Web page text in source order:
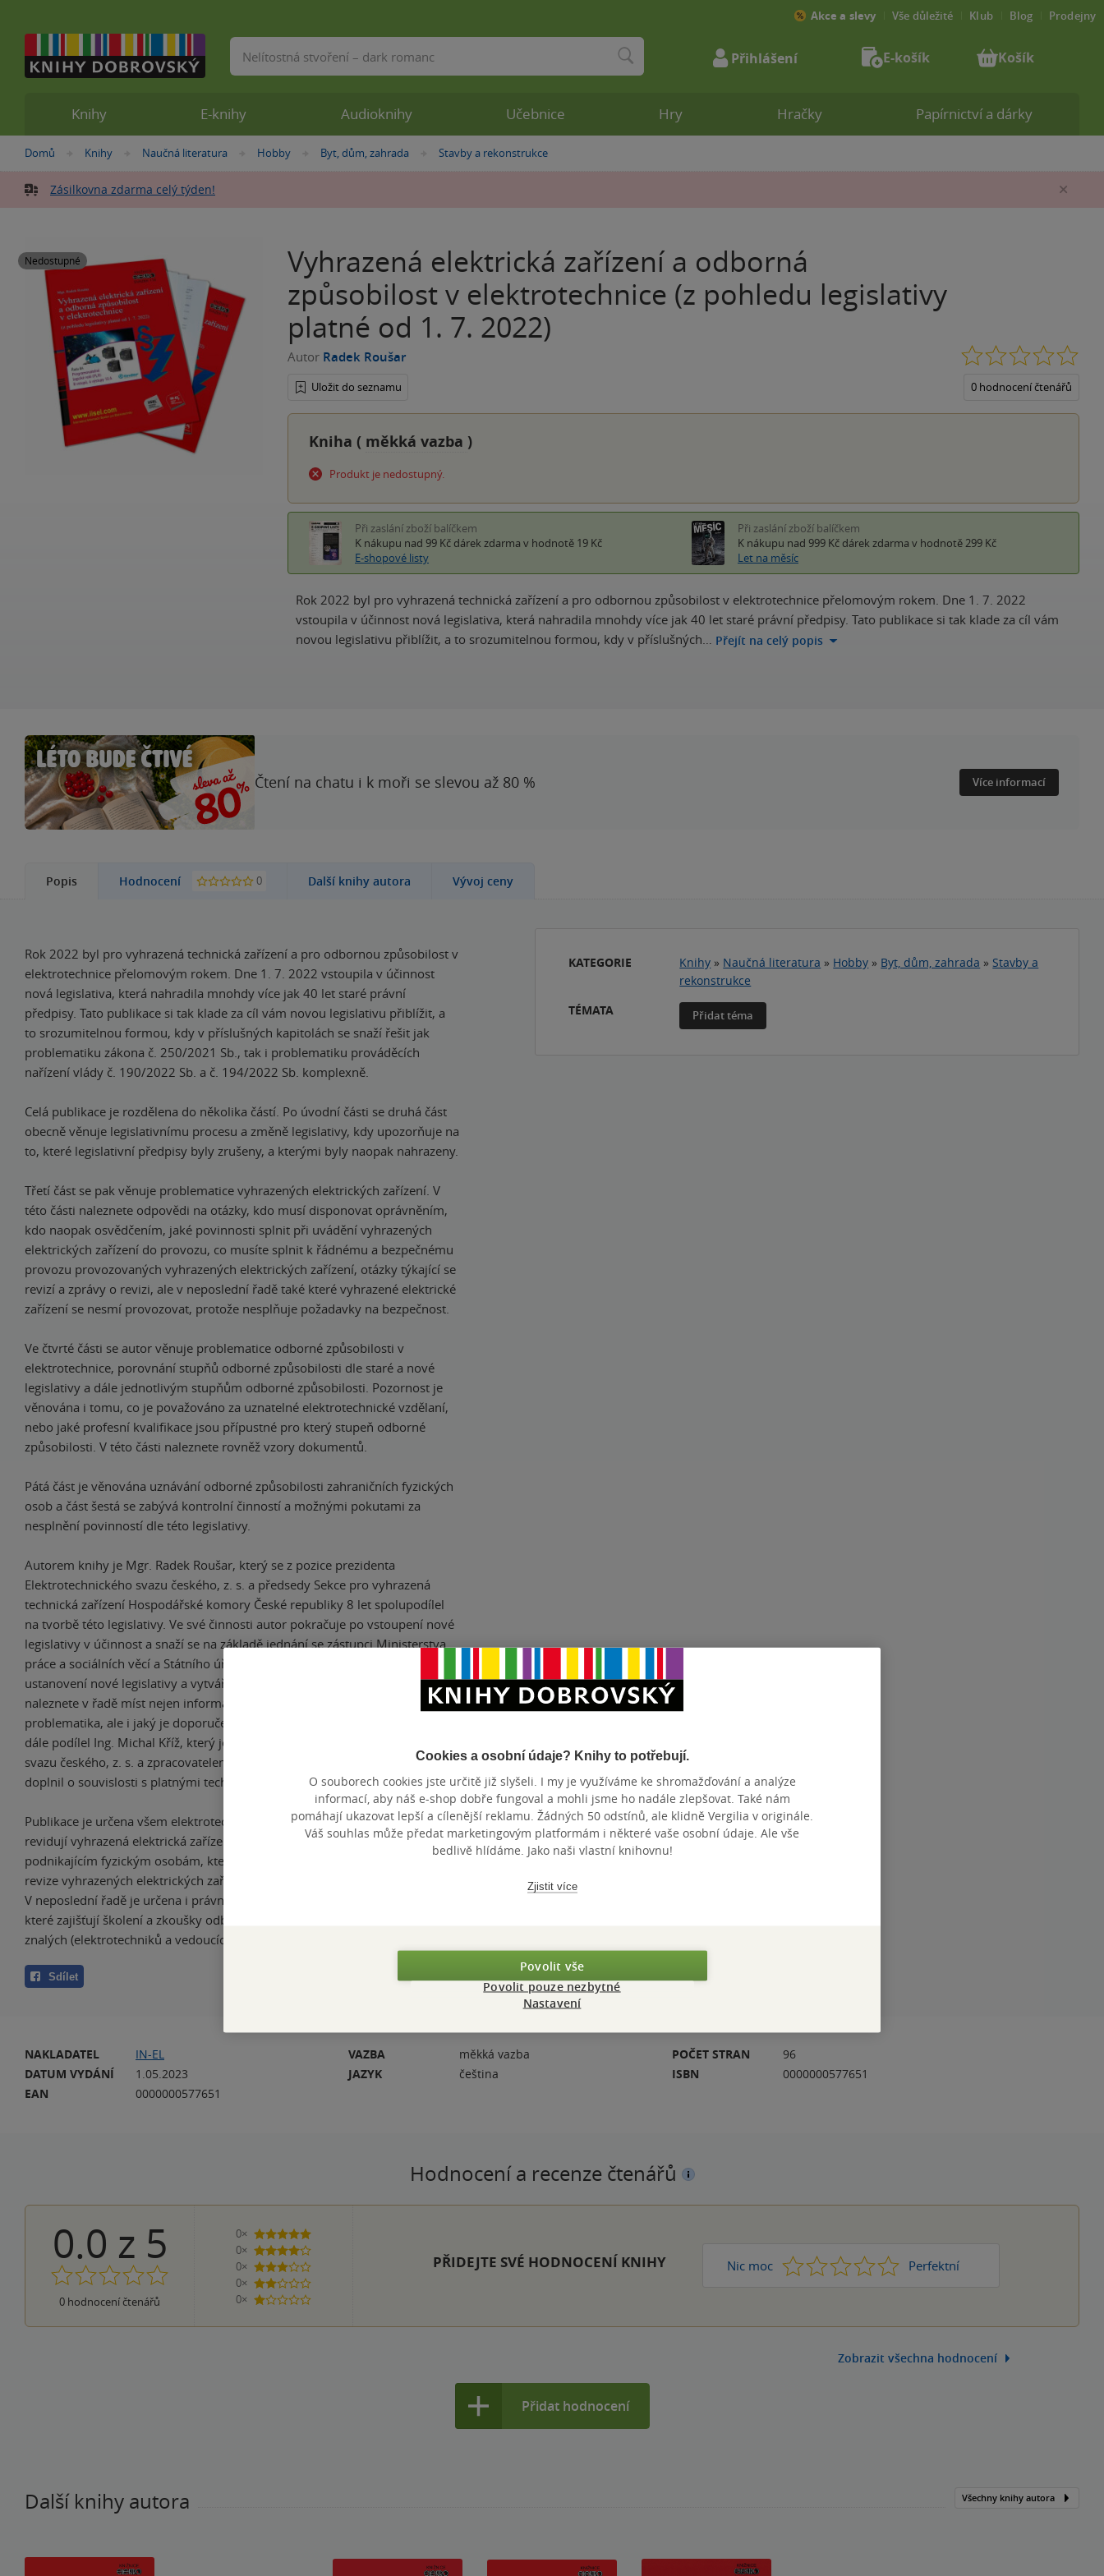
Nacházíte
zde:
Domů »
Knihy »
Naučná literatura »Hobby »
Byt, dům, zahrada »
Stavby a rekonstrukce
Zásilkovna zdarma celý týden!
Nedostupné
Vyhrazená elektrická zařízení a odborná
způsobilost v elektrotechnice (z pohledu legislativy
platné od 1. 7. 2022)
Autor Radek Roušar
Uložit do seznamu 0 hodnocení čtenářů
Kniha ( měkká vazba )
Produkt je nedostupný.
Při zaslání zboží balíčkem
K nákupu nad 99 Kč dárek zdarma v hodnotě 19 Kč
E-shopové listy
Při zaslání zboží balíčkem
K nákupu nad 999 Kč dárek zdarma v hodnotě 299 Kč
Let na měsíc
Rok 2022 byl pro vyhrazená technická zařízení a pro odbornou způsobilost v elektrotechnice přelomovým rokem. Dne 1. 7. 2022
vstoupila v účinnost nová legislativa, která nahradila mnohdy více jak 40 let staré právní předpisy. Tato publikace si tak klade za cíl vám
novou legislativu přiblížit, a to srozumitelnou formou, kdy v příslušných… Přejít na celý popis
Čtení na chatu i k moři se slevou až 80 % Více informací
Popis Hodnocení 0 Další knihy autora Vývoj ceny
Rok 2022 byl pro vyhrazená technická zařízení a pro odbornou způsobilost v
elektrotechnice přelomovým rokem. Dne 1. 7. 2022 vstoupila v účinnost
nová legislativa, která nahradila mnohdy více jak 40 let staré právní
předpisy. Tato publikace si tak klade za cíl vám novou legislativu přiblížit, a
to srozumitelnou formou, kdy v příslušných kapitolách se snaží řešit jak
problematiku zákona č. 250/2021 Sb., tak i problematiku prováděcích
nařízení vlády č. 190/2022 Sb. a č. 194/2022 Sb. komplexně.
Celá publikace je rozdělena do několika částí. Po úvodní části se druhá část
obecně věnuje legislativnímu procesu a změně legislativy, kdy upozorňuje na
to, které legislativní předpisy byly zrušeny, a kterými byly naopak nahrazeny.
Třetí část se pak věnuje problematice vyhrazených elektrických zařízení. V
této části naleznete odpovědi na otázky, kdo musí disponovat oprávněním,
kdo naopak osvědčením, jaké povinnosti splnit při uvádění vyhrazených
elektrických zařízení do provozu, co musíte splnit k řádnému a bezpečnému
provozu provozovaných vyhrazených elektrických zařízení, otázky týkající se
revizí a zprávy o revizi, ale v neposlední řadě také které vyhrazené elektrické
zařízení se nesmí provozovat, protože nesplňuje požadavky na bezpečnost.
Ve čtvrté části se autor věnuje problematice odborné způsobilosti v
elektrotechnice, porovnání stupňů odborné způsobilosti dle staré a nové
legislativy a dále jednotlivým stupňům odborné způsobilosti. Pozornost je
věnována i tomu, co je považováno za uznatelné elektrotechnické vzdělaní,
nebo jaké profesní kvalifikace jsou přípustné pro který stupeň odborné
způsobilosti. V této části naleznete rovněž vzory dokumentů.
Pátá část je věnována uznávání odborné způsobilosti zahraničních fyzických
osob a část šestá se zabývá kontrolní činností a možnými pokutami za
nesplnění povinností dle této legislativy.
Autorem knihy je Mgr. Radek Roušar, který se z pozice prezidenta
Elektrotechnického svazu českého, z. s. a předsedy Sekce pro vyhrazená
technická zařízení Hospodářské komory České republiky 8 let spolupodílel
na tvorbě této legislativy. Ve své činnosti autor pokračuje po vstoupení nové
legislativy v účinnost a snaží se na základě jednání se zástupci Ministerstva
práce a sociálních věcí a Státního úřadu inspekce práce řešit sporná
ustanovení nové legislativy a vytvářet k nim stanoviska. V této příručce tak
naleznete v řadě míst nejen informaci o tom, jaké znění má daná
problematika, ale i jaký je doporučený postup v dané oblasti. Na publikaci se
dále podílel Ing. Michal Kříž, který je viceprezidentem Elektrotechnického
svazu českého, z. s. a zpracovatelem řady technických norem, který publikaci
doplnil o souvislosti s platnými technickými normami.
Publikace je určena všem elektrotechnikům, kteří montují, udržují, opravují a
revidují vyhrazená elektrická zařízení. Je určena také právnickým a
podnikajícím fyzickým osobám, které provádějí montáž, opravy, údržbu a
revize vyhrazených elektrických zařízení i těm, které tato zařízení provozují.
V neposlední řadě je určena i právnickým a podnikajícím fyzickým osobám,
které zajišťují školení a zkoušky odborné způsobilosti osob poučených a
znalých (elektrotechniků a vedoucích elektrotechniků).
Sdílet
KATEGORIE Knihy » Naučná literatura » Hobby » Byt, dům, zahrada » Stavby a
rekonstrukce
TÉMATA
Přidat téma
NAKLADATEL
IN-EL
DATUM VYDÁNÍ
1.05.2023
EAN
0000000577651
VAZBA
měkká vazba
JAZYK
čeština
POČET STRAN
96
ISBN
0000000577651
Hodnocení a recenze čtenářů
0.0 z 5
0 hodnocení čtenářů
0×
5 hvězdiček
0×
4 hvězdičky
0×
3 hvězdičky
0×
2 hvězdičky
0×
1 hvezdička
PŘIDEJTE SVÉ HODNOCENÍ KNIHY Nic moc 1 2 3 4 Perfektní
5
Zobrazit všechna hodnocení
Přidat hodnocení
Další knihy autora Všechny knihy autora
Knihy E-knihy Audioknihy Učebnice Hry Hračky Papírnictví a dárky
Akce a slevy Vše důležité Klub Blog Prodejny
Vyhledávání Přihlášení E-košík Košík
Cookies a osobní údaje? Knihy to potřebují.
O souborech cookies jste určitě již slyšeli. I my je využíváme ke shromažďování a analýze
informací, aby náš e-shop dobře fungoval a mohli jsme ho nadále zlepšovat. Také nám
pomáhají ukazovat lepší a cílenější reklamu. Žádných 50 odstínů, ale klidně Vergilia v originále.
Váš souhlas může předat marketingovým platformám i některé vaše osobní údaje. Ale vše
bedlivě hlídáme. Jako naši vlastní knihovnu!
Zjistit více
Povolit vše
Povolit pouze nezbytné
Nastavení